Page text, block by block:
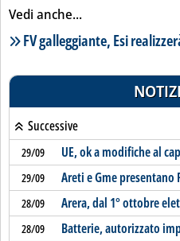
Vedi anche...
Lista notizie correlate
FV galleggiante, Esi
Successive
29/09 UE, ok a modifiche al
29/09 Areti e Gme
28/09 Arera, dal 1° ottobre
28/09 Batterie, autorizzato